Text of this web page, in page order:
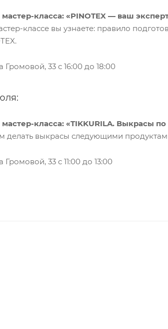
класса: «PINOTEX — ваш
классе вы узнаете: правило
Громовой, 33 с 16:00 до 18:00
класса: «TIKKURILA. Выкрасы
делать выкрасы следующими
Громовой, 33 с 11:00 до 13:00